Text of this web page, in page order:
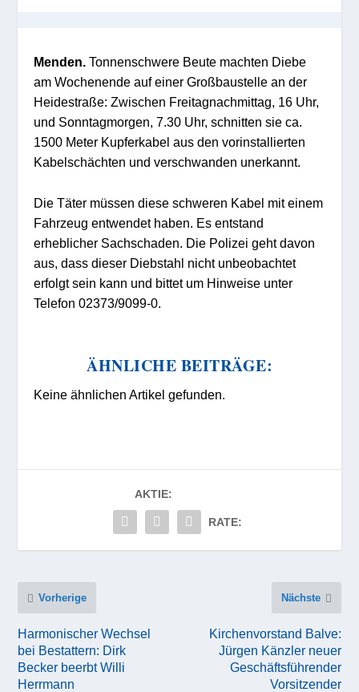
Menden. Tonnenschwere Beute machten Diebe
am Wochenende auf einer Großbaustelle an der
Heidestraße: Zwischen Freitagnachmittag, 16 Uhr,
und Sonntagmorgen, 7.30 Uhr, schnitten sie ca.
1500 Meter Kupferkabel aus den vorinstallierten
Kabelschächten und verschwanden unerkannt.
Die Täter müssen diese schweren Kabel mit einem
Fahrzeug entwendet haben. Es entstand
erheblicher Sachschaden. Die Polizei geht davon
aus, dass dieser Diebstahl nicht unbeobachtet
erfolgt sein kann und bittet um Hinweise unter
Telefon 02373/9099-0.
ÄHNLICHE BEITRÄGE:
Keine ähnlichen Artikel gefunden.
AKTIE:
RATE:
Vorherige
Harmonischer Wechsel
bei Bestattern: Dirk
Becker beerbt Willi
Herrmann
Nächste
Kirchenvorstand Balve:
Jürgen Känzler neuer
Geschäftsführender
Vorsitzender